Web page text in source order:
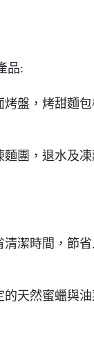
品:
烤盤，烤甜麵
麵團，退水及
清潔時間，節
的天然蜜蠟與